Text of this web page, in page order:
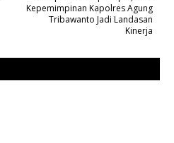
Kepemimpinan Kapolres Agung
Tribawanto Jadi Landasan
Kinerja